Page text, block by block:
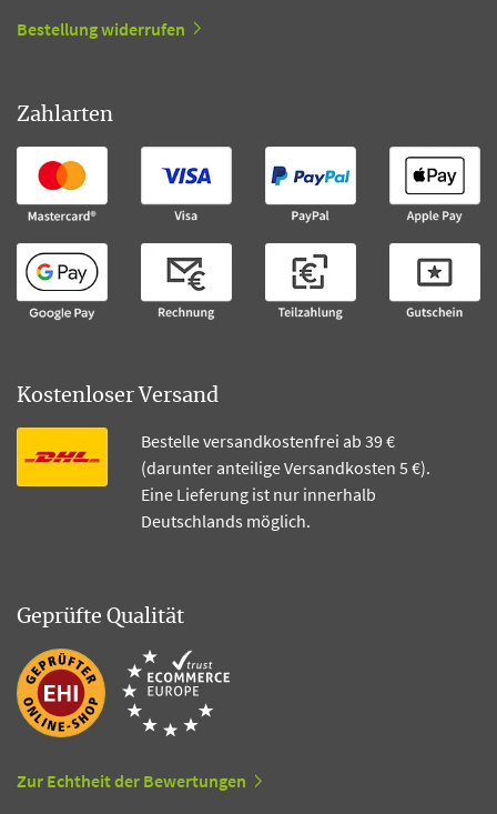
Bestellung widerrufen
Zahlarten
Kostenloser Versand
Bestelle versandkostenfrei ab 39 €
(darunter anteilige Versandkosten 5 €).
Eine Lieferung ist nur innerhalb
Deutschlands möglich.
Geprüfte Qualität
Zur Echtheit der Bewertungen